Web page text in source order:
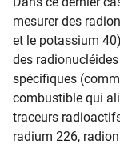
mesurer des
et le potassium
des
spécifiques
combustible qui
traceurs
radium 226,